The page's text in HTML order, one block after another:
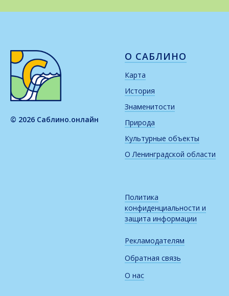
© 2026 Саблино.онлайн
О САБЛИНО
Карта
История
Знаменитости
Природа
Культурные объекты
О Ленинградской области
Политика
конфиденциальности и
защита информации
Рекламодателям
Обратная связь
О нас